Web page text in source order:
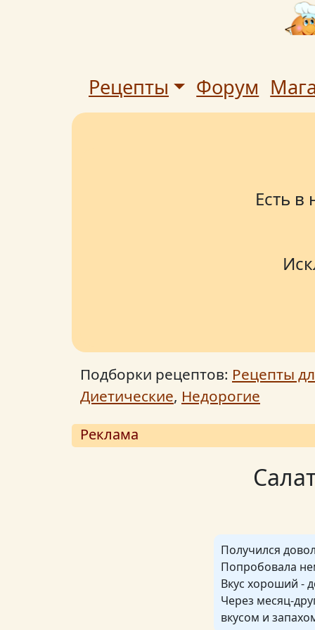
Рецепты Форум
Есть в
Подборки рецептов: Рецепты
Диетические, Недорогие
Реклама
Получился
Попробовала
Вкус хороший -
Через месяц-
вкусом и